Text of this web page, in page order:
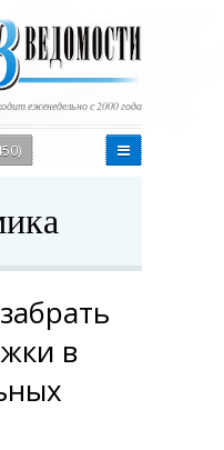
еженедельно с 2000 года
в